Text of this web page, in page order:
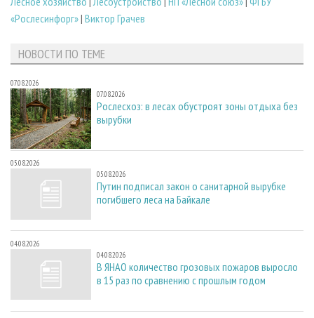
«Рослесинфорг»| Виктор Грачев
НОВОСТИ ПО ТЕМЕ
07.08.2026
07.08.2026
Рослесхоз: в лесах обустроят зоны отдыха без
вырубки
05.08.2026
05.08.2026
Путин подписал закон о санитарной вырубке
погибшего леса на Байкале
04.08.2026
04.08.2026
В ЯНАО количество грозовых пожаров выросло
в 15 раз по сравнению с прошлым годом